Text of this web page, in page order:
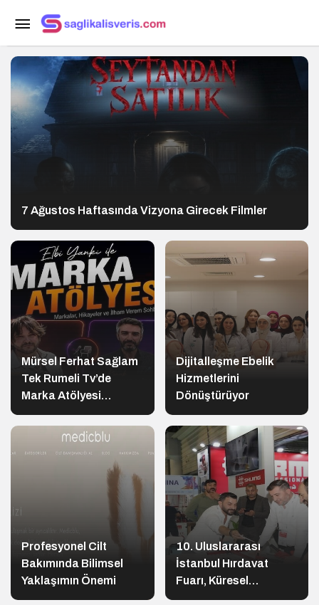
7 Ağustos Haftasında Vizyona Girecek Filmler
Mürsel Ferhat Sağlam
Tek Rumeli Tv’de
Marka Atölyesi
Programına Konuk
Oldu
Dijitalleşme Ebelik
Hizmetlerini
Dönüştürüyor
Profesyonel Cilt
Bakımında Bilimsel
Yaklaşımın Önemi
10. Uluslararası
İstanbul Hırdavat
Fuarı, Küresel
Ticaretin Yeni Merkezi